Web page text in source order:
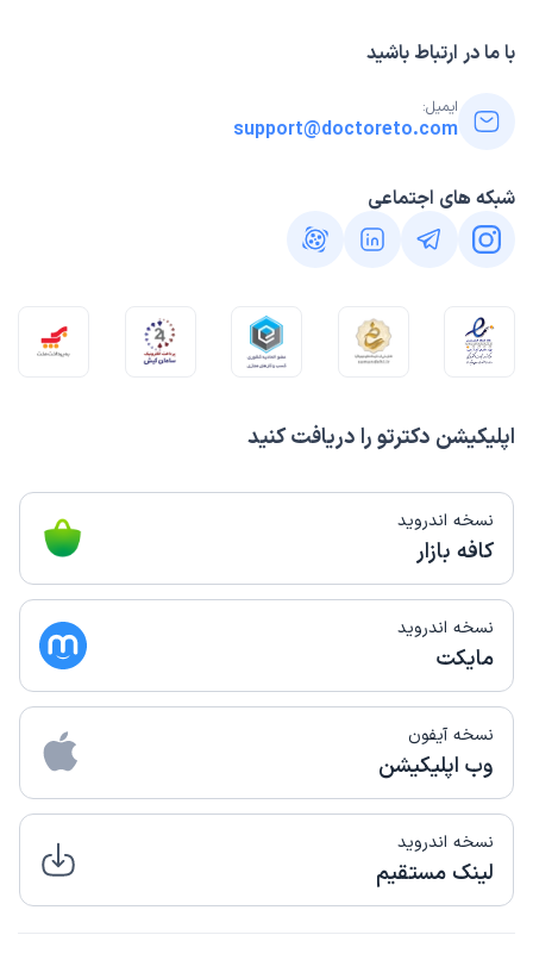
اپلیکیشن دکترتو را دریافت کنید
نسخه اندروید
کافه بازار
نسخه اندروید
مایکت
نسخه آیفون
وب اپلیکیشن
نسخه اندروید
لینک مستقیم
با ما در ارتباط باشید
ایمیل:
support@doctoreto.com
شبکه های اجتماعی